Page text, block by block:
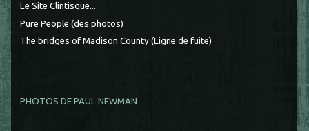
Le Site Clintisque...
Pure People (des photos)
The bridges of Madison County (Ligne de fuite)
PHOTOS DE PAUL NEWMAN